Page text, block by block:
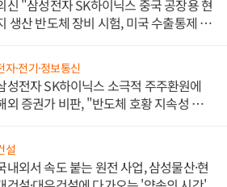
신 "삼성전자 SK하이닉스 중국 공장용 현
생산 반도체 장비 시험, 미국 수출통제 대
자·전기·정보통신
성전자 SK하이닉스 소극적 주주환원에
외 증권가 비판, "반도체 호황 지속성 의
설
내외서 속도 붙는 원전 사업, 삼성물산·현